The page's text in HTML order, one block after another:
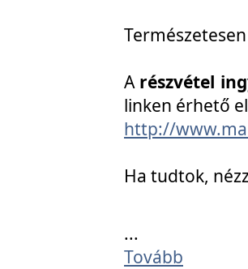
A részvétel
linken érhető
http://
Ha tudtok,
...
Tovább